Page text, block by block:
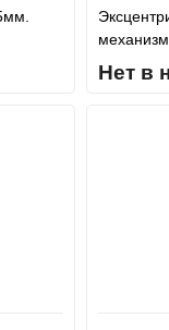
Blue
Нет в